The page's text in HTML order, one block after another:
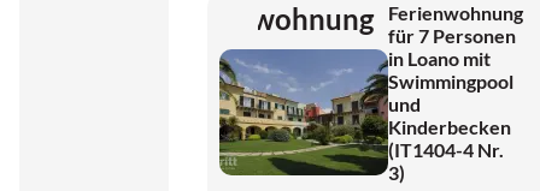
Ferienwohnung
Meer
Swimmingpool
Ferienwohnung
für 7 Personen
in Loano mit
Swimmingpool
und
Kinderbecken
(IT1404-4 Nr.
3)